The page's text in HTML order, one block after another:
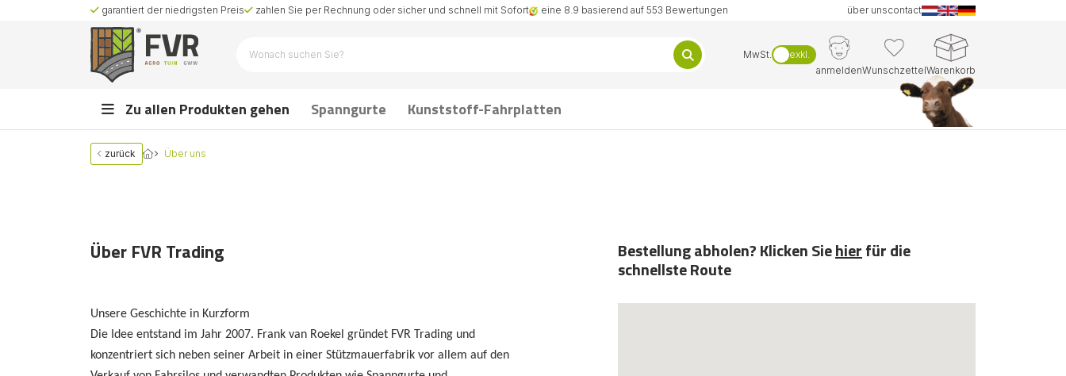
garantiert der niedrigsten Preis zahlen Sie per Rechnung oder sicher und schnell mit Sofort eine 8.9 basierend auf 553 Bewertungen über unscontact
MwSt.
exkl.
anmeldenWunschzettelWarenkorb
Zu allen Produkten gehen Spanngurte Kunststoff-Fahrplatten
zurück Über uns
Über FVR Trading
Unsere Geschichte in Kurzform
Die Idee entstand im Jahr 2007. Frank van Roekel gründet FVR Trading und
konzentriert sich neben seiner Arbeit in einer Stützmauerfabrik vor allem auf den
Bestellung abholen? Klicken Siehierfür die
schnellste Route